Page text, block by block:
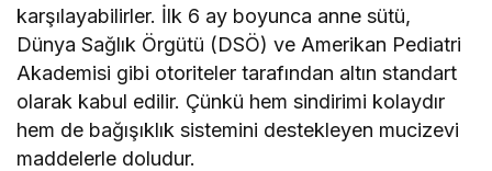
karşılayabilirler. İlk 6 ay boyunca anne sütü,
Dünya Sağlık Örgütü (DSÖ) ve Amerikan Pediatri
Akademisi gibi otoriteler tarafından altın standart
olarak kabul edilir. Çünkü hem sindirimi kolaydır
hem de bağışıklık sistemini destekleyen mucizevi
maddelerle doludur.